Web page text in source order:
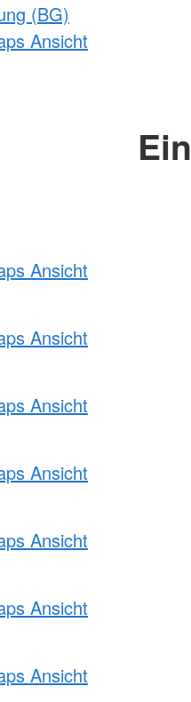
(BG)
Ansicht
Ansicht
Ansicht
Ansicht
Ansicht
Ansicht
Ansicht
Ansicht